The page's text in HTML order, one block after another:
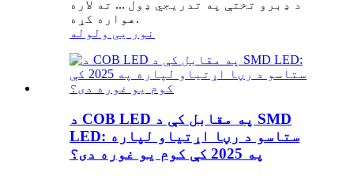
د ډبرو تختې په تدریجي ډول ... ته لاره
هواره کړه.
نور یی ولوله
د COB LED په مقابل کې د SMD
LED: ستاسو د رڼا اړتیاو لپاره
په 2025 کې کوم یو غوره دی؟